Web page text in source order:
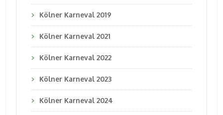
Kölner Karneval 2019
Kölner Karneval 2021
Kölner Karneval 2022
Kölner Karneval 2023
Kölner Karneval 2024